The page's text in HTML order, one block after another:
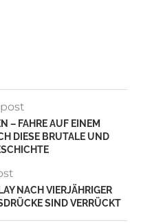
– FAHRE AUF EINEM
DIESE BRUTALE UND
NACH VIERJÄHRIGER
SIND VERRÜCKT